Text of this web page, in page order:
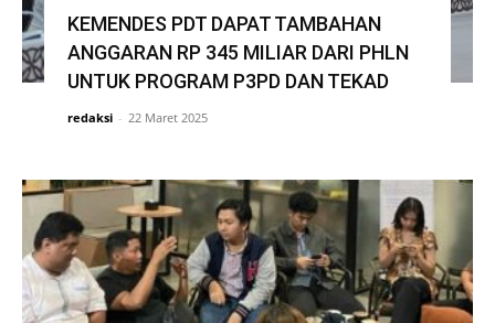
KEMENDES PDT DAPAT TAMBAHAN
ANGGARAN RP 345 MILIAR DARI PHLN
UNTUK PROGRAM P3PD DAN TEKAD
redaksi - 22 Maret 2025